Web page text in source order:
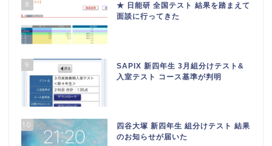
8
★ 日能研 全国テスト 結果を踏まえて
面談に行ってきた
9
SAPIX 新四年生 3月組分けテスト&
入室テスト コース基準が判明
10
四谷大塚 新四年生 組分けテスト 結果
のお知らせが届いた